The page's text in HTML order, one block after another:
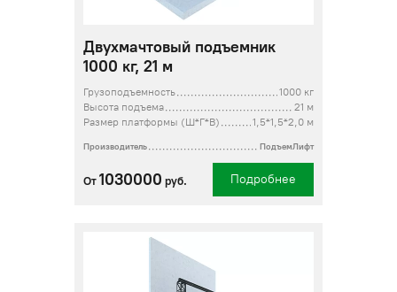
Двухмачтовый подъемник
1000 кг, 21 м
Грузоподъемность
1000 кг
Высота подъема
21 м
Размер платформы (Ш*Г*В)
1,5*1,5*2,0 м
Производитель ПодъемЛифт
От 1030000 руб. Подробнее